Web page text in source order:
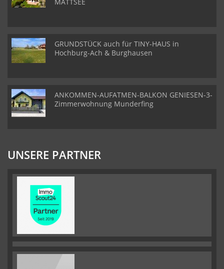
GRUNDSTÜCK auch für TINY-HAUS in
Hochburg-Ach & Burghausen
ANKOMMEN-AUFATMEN-BALKON GENIESEN-3-
Zimmerwohnung Munderfing
UNSERE PARTNER